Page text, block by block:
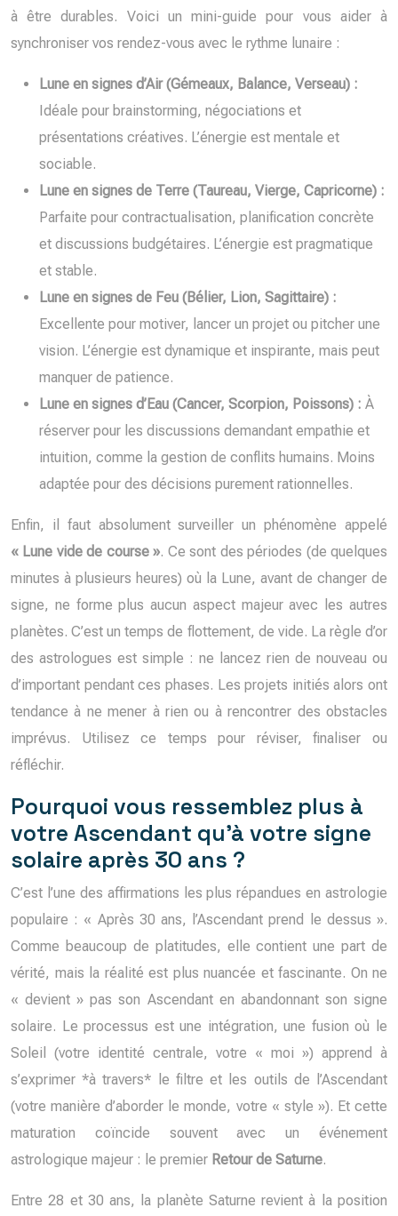
à être durables. Voici un mini-guide pour vous aider à
synchroniser vos rendez-vous avec le rythme lunaire :
Lune en signes d’Air (Gémeaux, Balance, Verseau) :
Idéale pour brainstorming, négociations et
présentations créatives. L’énergie est mentale et
sociable.
Lune en signes de Terre (Taureau, Vierge, Capricorne) :
Parfaite pour contractualisation, planification concrète
et discussions budgétaires. L’énergie est pragmatique
et stable.
Lune en signes de Feu (Bélier, Lion, Sagittaire) :
Excellente pour motiver, lancer un projet ou pitcher une
vision. L’énergie est dynamique et inspirante, mais peut
manquer de patience.
Lune en signes d’Eau (Cancer, Scorpion, Poissons) : À
réserver pour les discussions demandant empathie et
intuition, comme la gestion de conflits humains. Moins
adaptée pour des décisions purement rationnelles.
Enfin, il faut absolument surveiller un phénomène appelé
« Lune vide de course ». Ce sont des périodes (de quelques
minutes à plusieurs heures) où la Lune, avant de changer de
signe, ne forme plus aucun aspect majeur avec les autres
planètes. C’est un temps de flottement, de vide. La règle d’or
des astrologues est simple : ne lancez rien de nouveau ou
d’important pendant ces phases. Les projets initiés alors ont
tendance à ne mener à rien ou à rencontrer des obstacles
imprévus. Utilisez ce temps pour réviser, finaliser ou
réfléchir.
Pourquoi vous ressemblez plus à
votre Ascendant qu’à votre signe
solaire après 30 ans ?
C’est l’une des affirmations les plus répandues en astrologie
populaire : « Après 30 ans, l’Ascendant prend le dessus ».
Comme beaucoup de platitudes, elle contient une part de
vérité, mais la réalité est plus nuancée et fascinante. On ne
« devient » pas son Ascendant en abandonnant son signe
solaire. Le processus est une intégration, une fusion où le
Soleil (votre identité centrale, votre « moi ») apprend à
s’exprimer *à travers* le filtre et les outils de l’Ascendant
(votre manière d’aborder le monde, votre « style »). Et cette
maturation coïncide souvent avec un événement
astrologique majeur : le premier Retour de Saturne.
Entre 28 et 30 ans, la planète Saturne revient à la position